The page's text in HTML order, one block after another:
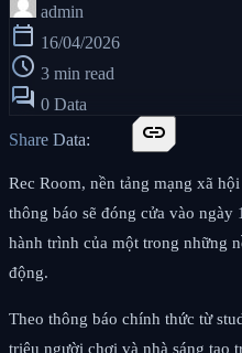
admin
calendar_today 16/04/2026
schedule 3 min read
forum 0 Data
Share Data:
link
Rec Room, nền tảng mạng xã
thông báo sẽ đóng cửa vào ngày
hành trình của một trong những
động.
Theo thông báo chính thức từ
triệu người chơi và nhà sáng tạo